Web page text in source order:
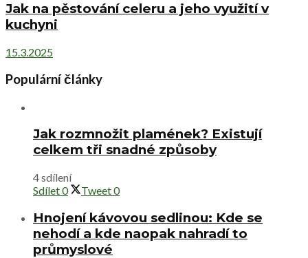
Jak na pěstování celeru a jeho využití v
kuchyni
15.3.2025
Populární články
Jak rozmnožit plamének? Existují
celkem tři snadné způsoby
4 sdílení
Sdílet0 Tweet0
Hnojení kávovou sedlinou: Kde se
nehodí a kde naopak nahradí to
průmyslové